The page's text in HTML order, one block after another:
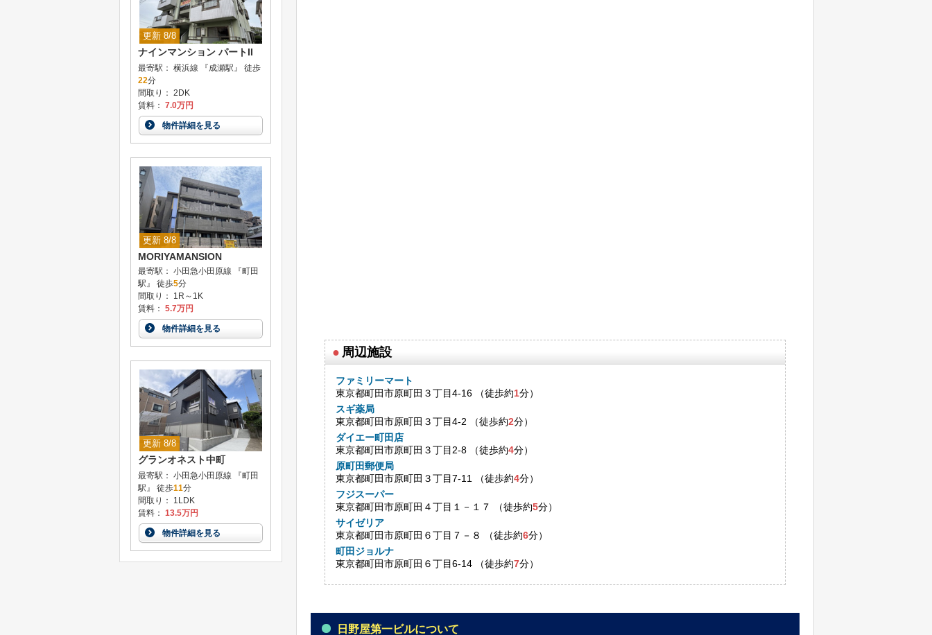
● 周辺施設
ファミリーマート
東京都町田市原町田３丁目4-16 （徒歩約1分）
スギ薬局
東京都町田市原町田３丁目4-2 （徒歩約2分）
ダイエー町田店
東京都町田市原町田３丁目2-8 （徒歩約4分）
原町田郵便局
東京都町田市原町田３丁目7-11 （徒歩約4分）
フジスーパー
東京都町田市原町田４丁目１－１７ （徒歩約5分）
サイゼリア
東京都町田市原町田６丁目７－８ （徒歩約6分）
町田ジョルナ
東京都町田市原町田６丁目6-14 （徒歩約7分）
日野屋第一ビルについて
更新 8/8
ナインマンション パートII
最寄駅： 横浜線 『成瀬駅』 徒歩
22分
間取り： 2DK
賃料： 7.0万円
物件詳細を見る
更新 8/8
MORIYAMANSION
最寄駅： 小田急小田原線 『町田
駅』 徒歩5分
間取り： 1R～1K
賃料： 5.7万円
物件詳細を見る
更新 8/8
グランオネスト中町
最寄駅： 小田急小田原線 『町田
駅』 徒歩11分
間取り： 1LDK
賃料： 13.5万円
物件詳細を見る